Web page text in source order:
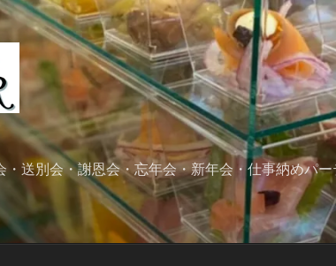
送別会・謝恩会・忘年会・新年会・仕事納めパ